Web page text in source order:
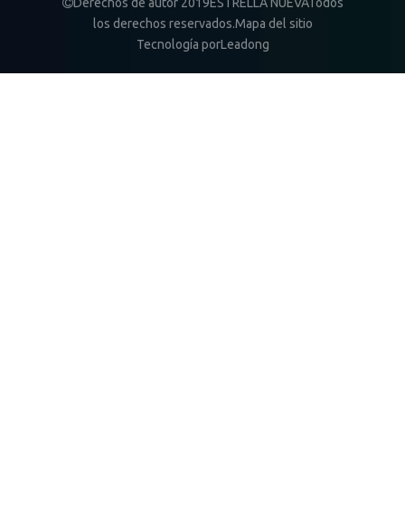

los derechos reservados.Mapa del sitio
Tecnología porLeadong